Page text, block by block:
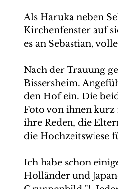
Als Haruka neben
Kirchenfenster auf
es an Sebastian,
Nach der Trauung
Bissersheim.
den Hof ein. Die
Foto von ihnen kurz
ihre Reden, die
die Hochzeitswiese
Ich habe schon
Holländer und